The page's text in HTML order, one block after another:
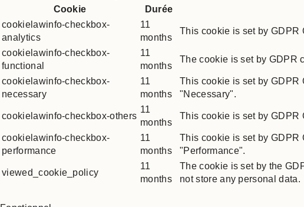
Cookie
Durée
cookielawinfo-checkbox-
analytics
11
months
This cookie is set by GDPR
cookielawinfo-checkbox-
functional
11
months
The cookie is set by GDPR
cookielawinfo-checkbox-
necessary
11
months
This cookie is set by GDPR
"Necessary".
cookielawinfo-checkbox-others
11
months
This cookie is set by GDPR
cookielawinfo-checkbox-
performance
11
months
This cookie is set by GDPR
"Performance".
viewed_cookie_policy
11
months
The cookie is set by the
not store any personal data.